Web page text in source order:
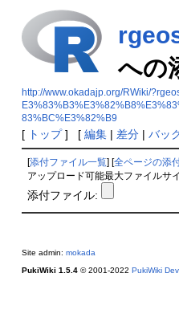
への
http://www.okadajp.org/RWiki/
83%BC%E3%82%B9
[ トップ] [ 編集| 差分| バッ
[添付ファイル一覧 ] [全ページの添
アップロード可能最大ファイルサ
添付ファイル:
Site admin: mokada
PukiWiki 1.5.4© 2001-2022 PukiWiki